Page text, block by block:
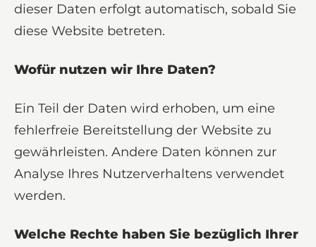
dieser Daten erfolgt automatisch, sobald Sie
diese Website betreten.
Wofür nutzen wir Ihre Daten?
Ein Teil der Daten wird erhoben, um eine
fehlerfreie Bereitstellung der Website zu
gewährleisten. Andere Daten können zur
Analyse Ihres Nutzerverhaltens verwendet
werden.
Welche Rechte haben Sie bezüglich Ihrer